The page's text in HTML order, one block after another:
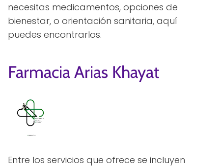
necesitas medicamentos, opciones de
bienestar, o orientación sanitaria, aquí
puedes encontrarlos.
Farmacia Arias Khayat
Entre los servicios que ofrece se incluyen